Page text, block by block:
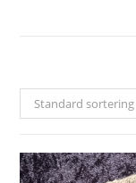
Standard sortering